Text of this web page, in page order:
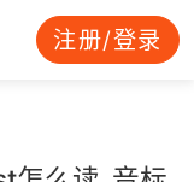
注册/登录